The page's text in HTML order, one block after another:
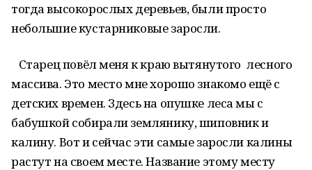
тогда высокорослых деревьев, были просто
небольшие кустарниковые заросли.
Старец повёл меня к краю вытянутого лесного
массива. Это место мне хорошо знакомо ещё с
детских времен. Здесь на опушке леса мы с
бабушкой собирали землянику, шиповник и
калину. Вот и сейчас эти самые заросли калины
растут на своем месте. Название этому месту